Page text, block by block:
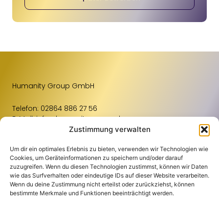
Zustimmung verwalten
Um dir ein optimales Erlebnis zu bieten, verwenden wir Technologien wie
Cookies, um Geräteinformationen zu speichern und/oder darauf
zuzugreifen. Wenn du diesen Technologien zustimmst, können wir Daten
wie das Surfverhalten oder eindeutige IDs auf dieser Website verarbeiten.
Wenn du deine Zustimmung nicht erteilst oder zurückziehst, können
bestimmte Merkmale und Funktionen beeinträchtigt werden.
Humanity Group GmbH
Telefon: 02864 886 27 56
E-Mail:info@humanity-group.de
Links
Für Unternehmen
Für Bewerbende
Weiteres
Kontakt
Impressum
Standorte
Raum Osnabrück
Raum Münster